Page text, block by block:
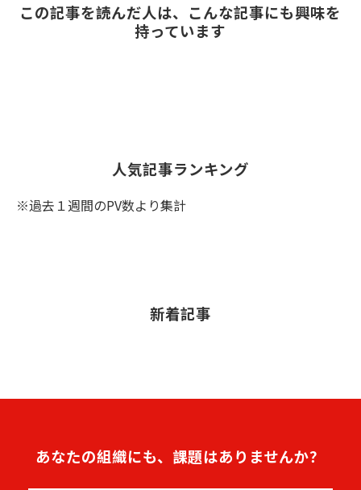
この記事を読んだ人は、こんな記事にも興味を
持っています
人気記事ランキング
※過去１週間のPV数より集計
新着記事
あなたの組織にも、課題はありませんか？